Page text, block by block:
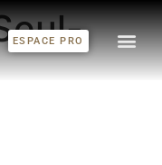
ESPACE PRO